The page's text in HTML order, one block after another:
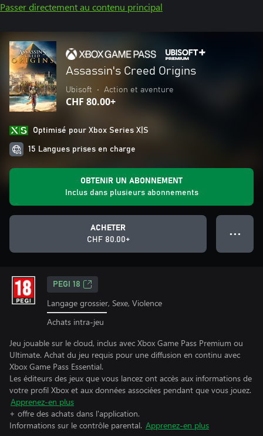
Passer directement au contenu principal
Assassin's Creed Origins
Ubisoft • Action et aventure
CHF 80.00+
Optimisé pour Xbox Series X|S
15 Langues prises en charge
OBTENIR UN ABONNEMENT
Inclus dans plusieurs abonnements
ACHETER
CHF 80.00+
● ● ●
PEGI 18
Langage grossier, Sexe, Violence
Achats intra-jeu
Jeu jouable sur le cloud, inclus avec Xbox Game Pass Premium ou
Ultimate. Achat du jeu requis pour une diffusion en continu avec
Xbox Game Pass Essential.
Les éditeurs des jeux que vous lancez ont accès aux informations de
votre profil Xbox et aux données associées pendant que vous jouez.
Apprenez-en plus
+ offre des achats dans l'application.
Informations sur le contrôle parental. Apprenez-en plus